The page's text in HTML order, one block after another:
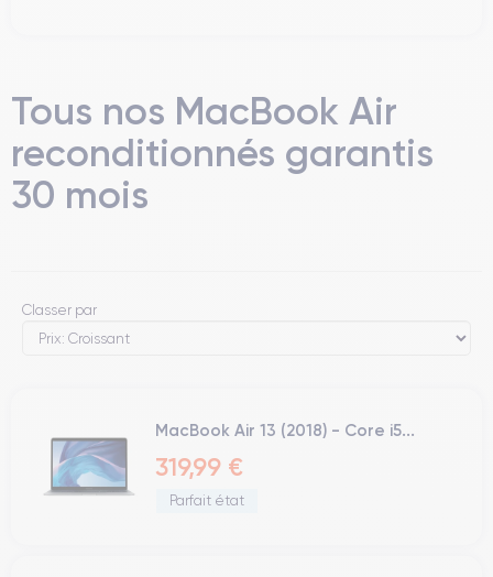
Tous nos MacBook Air
reconditionnés garantis
30 mois
Classer par
MacBook Air 13 (2018) - Core i5...
319,99 €
Parfait état